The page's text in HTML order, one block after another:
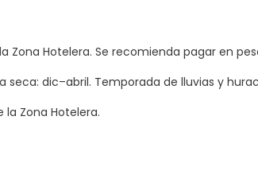
Zona Hotelera. Se recomienda pagar en
seca: dic–abril. Temporada de lluvias y
Zona Hotelera.